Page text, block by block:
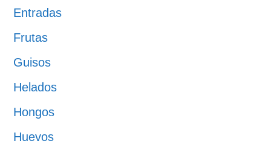
Entradas
Frutas
Guisos
Helados
Hongos
Huevos